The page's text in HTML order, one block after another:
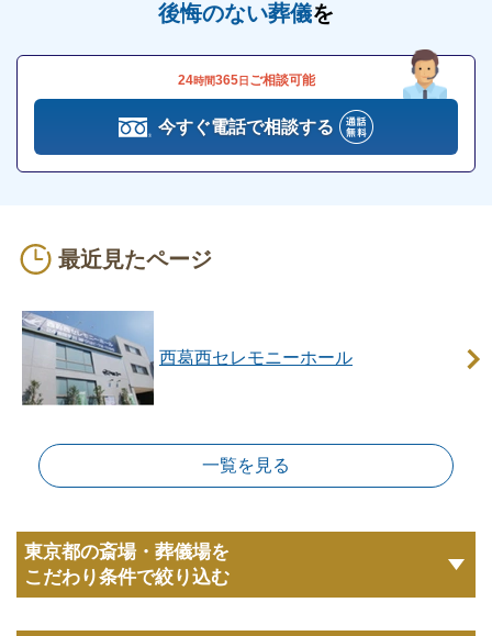
西葛西セレモニーホールは、
最寄り駅から徒歩数分と
お越しいただきやすい斎場です。
東京メトロ東西線「西葛西駅」が最寄り駅で、徒歩3
分で斎場に到着します。
道の案内看板や駅前には交番もあり、遠方の方や高齢
約25分です。
そのため西葛西セレモニーホールは、遠方からお越し
西葛西セレモニーホールはこのような方におす
西葛西セレモニーホールは、以下に当てはまる方にお
江戸川区在住の方
後悔のない葬儀を
24時間365日 ご相談可能
今すぐ電話で相談する
最近見たページ
西葛西セレモニーホール
一覧を見る
東京都の斎場・葬儀場を
こだわり条件で絞り込む